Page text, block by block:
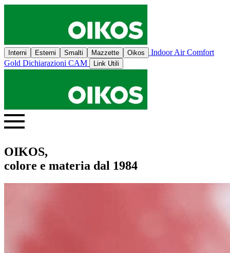
Interni Esterni Smalti Mazzette Oikos
Indoor Air Comfort
Gold Dichiarazioni CAM Link Utili
OIKOS,
colore e materia dal 1984